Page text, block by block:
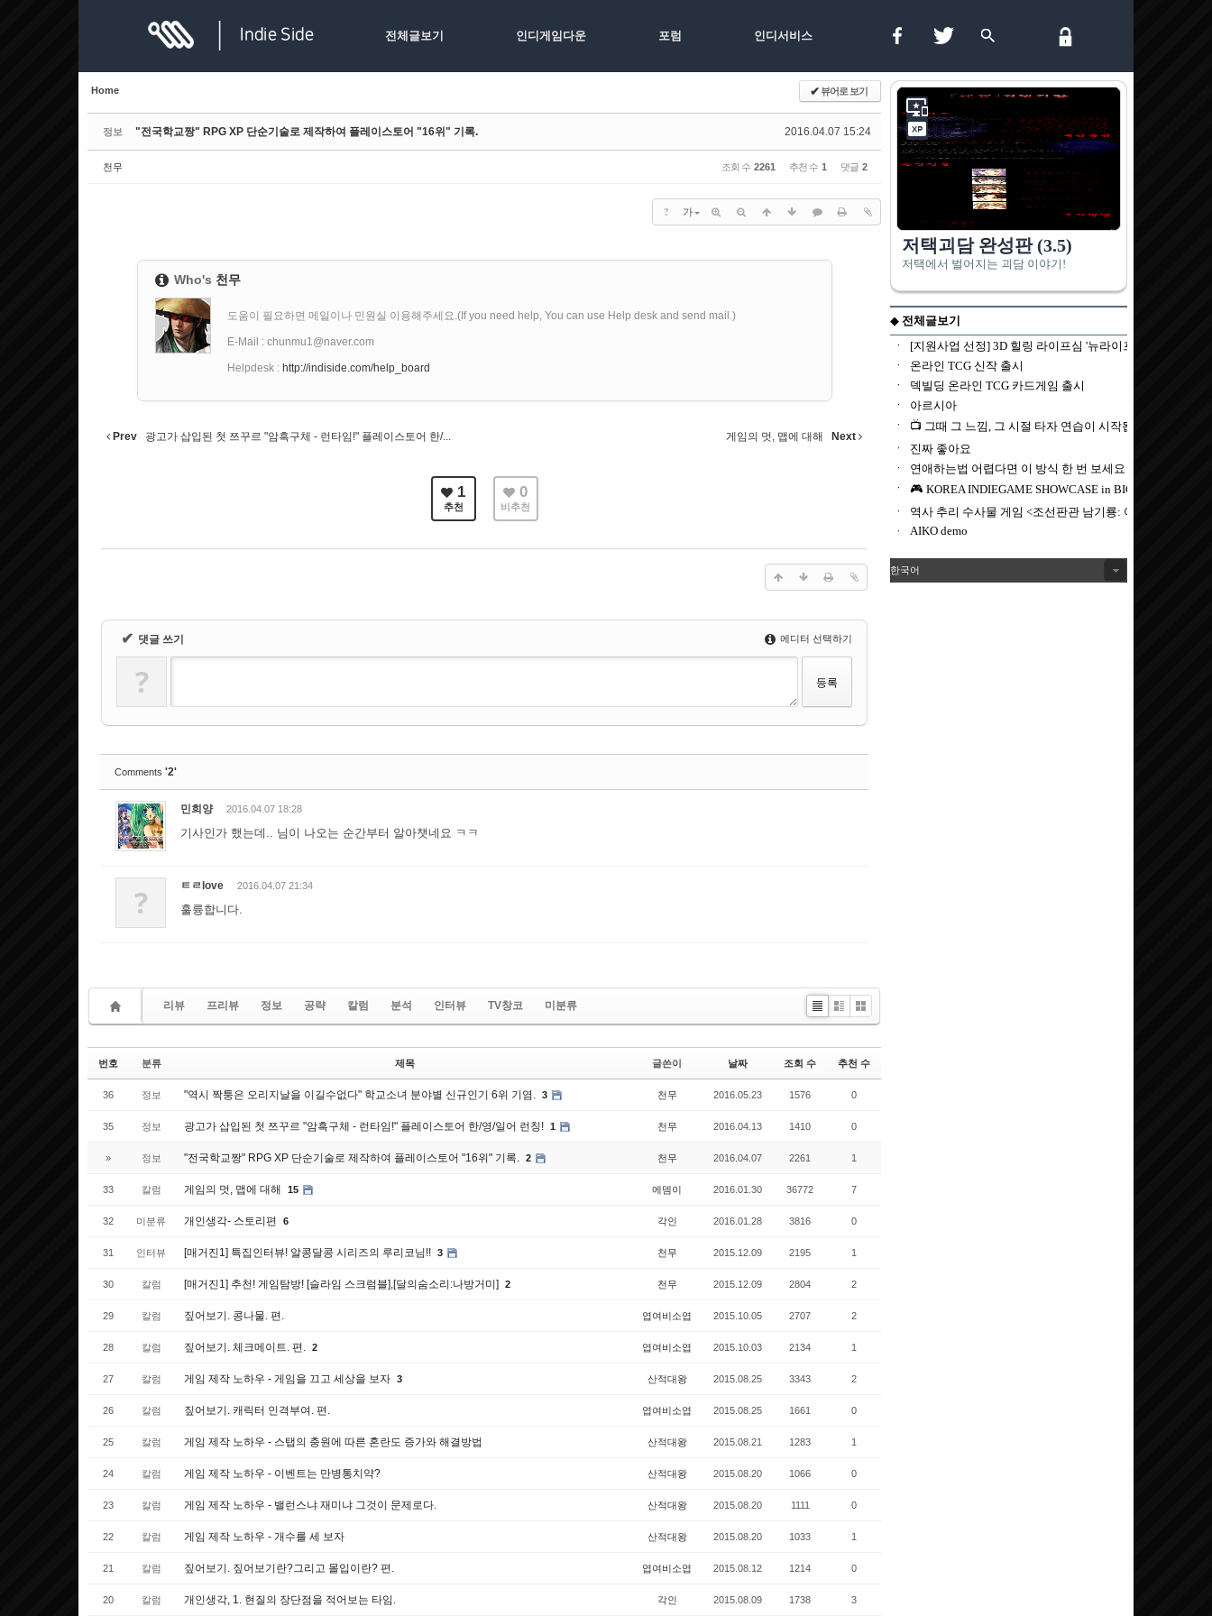
전체글보기 인디게임다운 포럼 인디서비스
한국어
Home ✔뷰어로 보기
정보 2016.04.07 15:24
"전국학교짱" RPG XP 단순기술로 제작하여 플레이스토어 "16위" 기록.
천무 조회 수 2261 추천 수 1 댓글 2
? 가
Who's 천무
도움이 필요하면 메일이나 민원실 이용해주세요.(If you need help, You can use Help desk and send mail.)
E-Mail : chunmu1@naver.com
Helpdesk : http://indiside.com/help_board
(인디사이드 이용방법을 알려드립니다)
Prev 광고가 삽입된 첫 쯔꾸르 "암흑구체 - 런타임!" 플레이스토어 한/... 게임의 멋, 맵에 대해 Next
1
추천
0
비추천
✔ 댓글 쓰기 에디터 선택하기
?
Comments '2'
민희양 2016.04.07 18:28
기사인가 했는데.. 님이 나오는 순간부터 알아챗네요 ㅋㅋ
? ㅌㄹlove 2016.04.07 21:34
훌륭합니다.
리뷰 프리뷰 정보 공략 칼럼 분석 인터뷰 TV창코
미분류
List ZineGallery
번호 분류 제목 글쓴이 날짜 조회 수 추천 수
36 정보 "역시 짝퉁은 오리지날을 이길수없다" 학교소녀 분야별 신규인기 6위 기염. 3 천무 2016.05.23 1576 0
35 정보 광고가 삽입된 첫 쯔꾸르 "암흑구체 - 런타임!" 플레이스토어 한/영/일어 런칭! 1 천무 2016.04.13 1410 0
» 정보 "전국학교짱" RPG XP 단순기술로 제작하여 플레이스토어 "16위" 기록. 2 천무 2016.04.07 2261 1
33 칼럼 게임의 멋, 맵에 대해 15 에뎀이 2016.01.30 36772 7
32 미분류 개인생각- 스토리편 6 각인 2016.01.28 3816 0
31 인터뷰 [매거진1] 특집인터뷰! 알콩달콩 시리즈의 루리코님!! 3 천무 2015.12.09 2195 1
30 칼럼 [매거진1] 추천! 게임탐방! [슬라임 스크럼블],[달의숨소리:나방거미] 2 천무 2015.12.09 2804 2
29 칼럼 짚어보기. 콩나물. 편. 엽여비소엽 2015.10.05 2707 2
28 칼럼 짚어보기. 체크메이트. 편. 2 엽여비소엽 2015.10.03 2134 1
27 칼럼 게임 제작 노하우 - 게임을 끄고 세상을 보자 3 산적대왕 2015.08.25 3343 2
26 칼럼 짚어보기. 캐릭터 인격부여. 편. 엽여비소엽 2015.08.25 1661 0
25 칼럼 게임 제작 노하우 - 스탭의 충원에 따른 혼란도 증가와 해결방법 산적대왕 2015.08.21 1283 1
24 칼럼 게임 제작 노하우 - 이벤트는 만병통치약? 산적대왕 2015.08.20 1066 0
23 칼럼 게임 제작 노하우 - 밸런스냐 재미냐 그것이 문제로다. 산적대왕 2015.08.20 1111 0
22 칼럼 게임 제작 노하우 - 개수를 세 보자 산적대왕 2015.08.20 1033 1
21 칼럼 짚어보기. 짚어보기란?그리고 몰입이란? 편. 엽여비소엽 2015.08.12 1214 0
20 칼럼 개인생각, 1. 현질의 장단점을 적어보는 타임. 각인 2015.08.09 1738 3
Sketchbook5, 스케치북5
Sketchbook5, 스케치북5
Sketchbook5, 스케치북5
Sketchbook5, 스케치북5